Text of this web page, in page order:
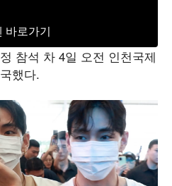
바로가기
참석 차 4일 오전 인천국제
했다.